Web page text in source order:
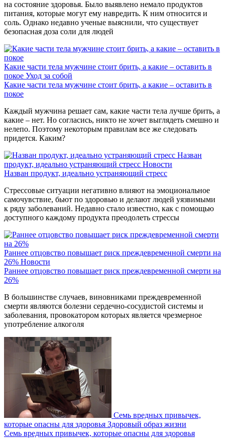
на состояние здоровья. Было выявлено немало продуктов
питания, которые могут ему навредить. К ним относится и
соль. Однако недавно ученые выяснили, что существует
безопасная доза соли для людей
Какие части тела мужчине стоит брить, а какие – оставить в
покое Уход за собой
Какие части тела мужчине стоит брить, а какие – оставить в
покое
Каждый мужчина решает сам, какие части тела лучше брить, а
какие – нет. Но согласись, никто не хочет выглядеть смешно и
нелепо. Поэтому некоторым правилам все же следовать
придется. Каким?
Назван
продукт, идеально устраняющий стресс Новости
Назван продукт, идеально устраняющий стресс
Стрессовые ситуации негативно влияют на эмоциональное
самочувствие, бьют по здоровью и делают людей уязвимыми
к ряду заболеваний. Недавно стало известно, как с помощью
доступного каждому продукта преодолеть стрессы
Раннее отцовство повышает риск преждевременной смерти на
26% Новости
Раннее отцовство повышает риск преждевременной смерти на
26%
В большинстве случаев, виновниками преждевременной
смерти являются болезни сердечно-сосудистой системы и
заболевания, провокатором которых является чрезмерное
употребление алкоголя
Семь вредных привычек,
которые опасны для здоровья Здоровый образ жизни
Семь вредных привычек, которые опасны для здоровья